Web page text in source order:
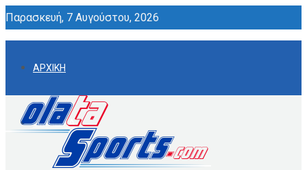
Παρασκευή, 7 Αυγούστου, 2026
ΑΡΧΙΚΗ
ΟΜΑΔΙΚΑ